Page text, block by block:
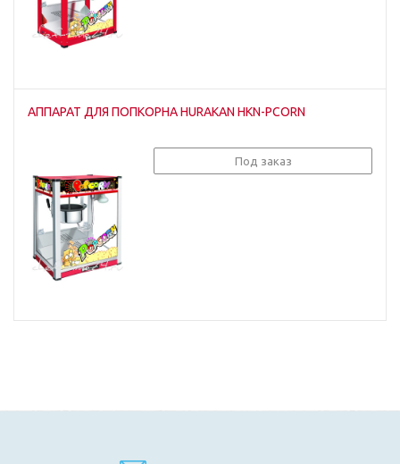
АППАРАТ ДЛЯ ПОПКОРНА HURAKAN HKN-PCORN
Под заказ